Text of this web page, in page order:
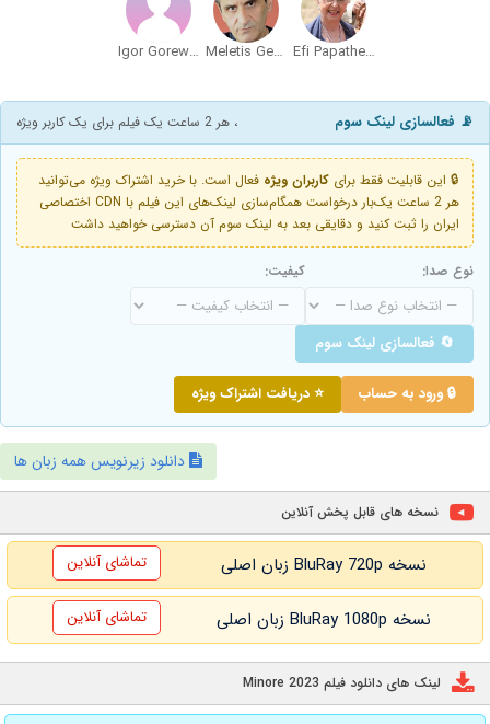
Efi Papatheodorou
Meletis Georgiadis
Igor Gorewicz
📡 فعالسازی لینک سوم ، هر 2 ساعت یک فیلم برای یک کاربر ویژه
🔒 این قابلیت فقط برای کاربران ویژه فعال است. با خرید اشتراک ویژه می‌توانید
هر 2 ساعت یک‌بار درخواست همگام‌سازی لینک‌های این فیلم با CDN اختصاصی
ایران را ثبت کنید و دقایقی بعد به لینک سوم آن دسترسی خواهید داشت
نوع صدا: کیفیت:
🔄 فعالسازی لینک سوم
🔒 ورود به حساب ⭐ دریافت اشتراک ویژه
دانلود زیرنویس همه زبان ها
نسخه های قابل پخش آنلاین
نسخه BluRay 720p زبان اصلی تماشای آنلاین
نسخه BluRay 1080p زبان اصلی تماشای آنلاین
لینک های دانلود فیلم Minore 2023